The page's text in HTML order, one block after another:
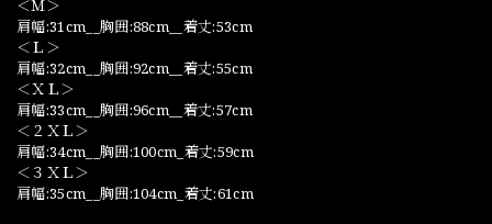
＜Ｍ＞
肩幅:31cm__胸囲:88cm__着丈:53cm
＜Ｌ＞
肩幅:32cm__胸囲:92cm__着丈:55cm
＜ＸＬ＞
肩幅:33cm__胸囲:96cm__着丈:57cm
＜２ＸＬ＞
肩幅:34cm__胸囲:100cm_着丈:59cm
＜３ＸＬ＞
肩幅:35cm__胸囲:104cm_着丈:61cm